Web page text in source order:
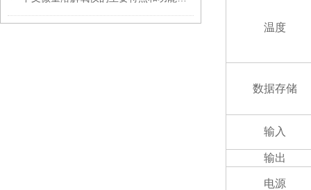
温度
数据存储
输入
输出
电源